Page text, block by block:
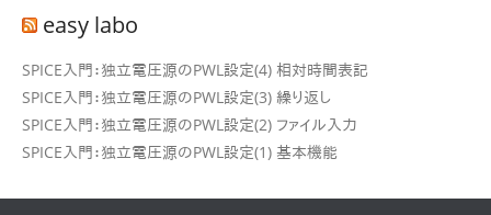
イ easy labo
SPICE入門：独立電圧源のPWL設定(4) 相対時間表記
SPICE入門：独立電圧源のPWL設定(3) 繰り返し
SPICE入門：独立電圧源のPWL設定(2) ファイル入力
SPICE入門：独立電圧源のPWL設定(1) 基本機能